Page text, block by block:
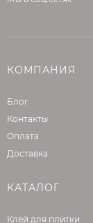
КОМПАНИЯ
Блог
Контакты
Оплата
Доставка
КАТАЛОГ
Клей для плитки